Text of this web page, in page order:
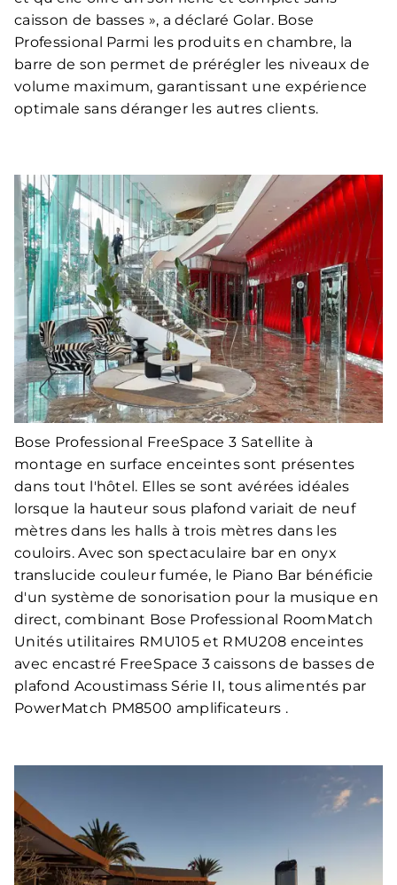
caisson de basses », a déclaré Golar. Bose
Professional Parmi les produits en chambre, la
barre de son permet de prérégler les niveaux de
volume maximum, garantissant une expérience
optimale sans déranger les autres clients.
Bose Professional FreeSpace 3 Satellite à
montage en surface enceintes sont présentes
dans tout l'hôtel. Elles se sont avérées idéales
lorsque la hauteur sous plafond variait de neuf
mètres dans les halls à trois mètres dans les
couloirs. Avec son spectaculaire bar en onyx
translucide couleur fumée, le Piano Bar bénéficie
d'un système de sonorisation pour la musique en
direct, combinant Bose Professional RoomMatch
Unités utilitaires RMU105 et RMU208 enceintes
avec encastré FreeSpace 3 caissons de basses de
plafond Acoustimass Série II, tous alimentés par
PowerMatch PM8500 amplificateurs .